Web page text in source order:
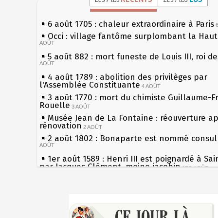
6 août 1705 : chaleur extraordinaire à Paris
Occi : village fantôme surplombant la
AOÛT
5 août 882 : mort funeste de Louis III, roi
AOÛT
4 août 1789 : abolition des privilèges par
l'Assemblée Constituante 4 AOÛT
3 août 1770 : mort du chimiste Guillaume-
Rouelle 3 AOÛT
Musée Jean de La Fontaine : réouverture
rénovation 2 AOÛT
2 août 1802 : Bonaparte est nommé
AOÛT
1er août 1589 : Henri III est poignardé à
par Jacques Clément, moine jacobin 1ER AOÛT
Chocolat Poulain 30 JUILLET
les siècles
27 mai 1610 : supplice de François